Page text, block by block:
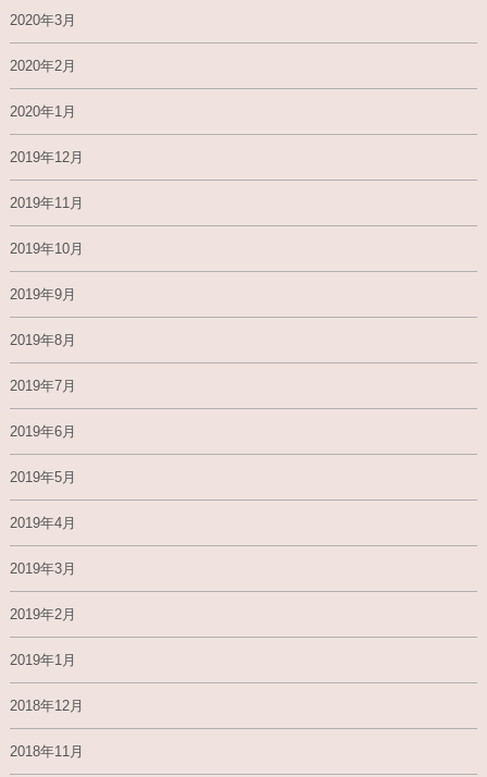
2020年3月
2020年2月
2020年1月
2019年12月
2019年11月
2019年10月
2019年9月
2019年8月
2019年7月
2019年6月
2019年5月
2019年4月
2019年3月
2019年2月
2019年1月
2018年12月
2018年11月